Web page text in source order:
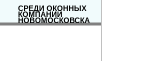
СРЕДИ ОКОННЫХ
КОМПАНИЙ
НОВОМОСКОВСКА